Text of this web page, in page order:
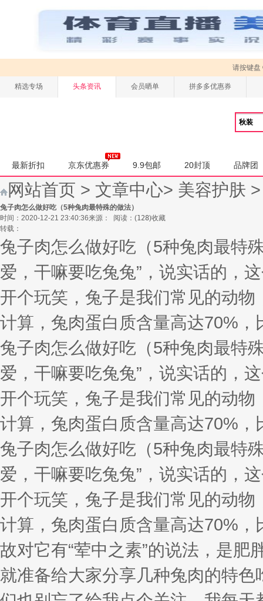
请按键盘
精选专场 头条资讯 会员晒单 拼多多优惠券
最新折扣 京东优惠券 9.9包邮 20封顶 品牌团
网站首页 > 文章中心> 美容护肤
兔子肉怎么做好吃（5种兔肉最特殊的做法）
时间：2020-12-21 23:40:36来源： 阅读： (128)收藏
转载：
兔子肉怎么做好吃（5种兔肉最特
爱，干嘛要吃兔兔”，说实话的，
开个玩笑，兔子是我们常见的动
计算，兔肉蛋白质含量高达70%，
兔子肉怎么做好吃（5种兔肉最特
爱，干嘛要吃兔兔”，说实话的，
开个玩笑，兔子是我们常见的动
计算，兔肉蛋白质含量高达70%，
兔子肉怎么做好吃（5种兔肉最特
爱，干嘛要吃兔兔”，说实话的，
开个玩笑，兔子是我们常见的动
计算，兔肉蛋白质含量高达70%
故对它有“荤中之素”的说法，是
就准备给大家分享几种兔肉的特